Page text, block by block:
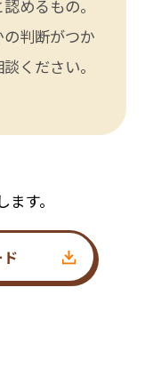
めるもの。
の判断がつか
ください。
す。